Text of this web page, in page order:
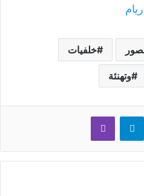
خلفيات
وتهنئة
تيلقرام ڤايبر